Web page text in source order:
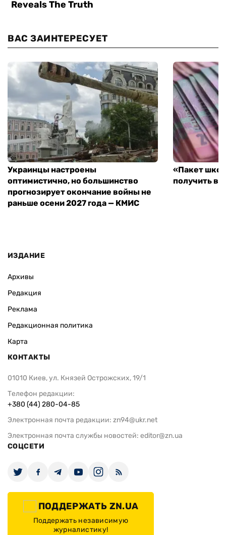
ВАС ЗАИНТЕРЕСУЕТ
Украинцы настроены
оптимистично, но большинство
прогнозирует окончание войны не
раньше осени 2027 года — КМИС
«Пакет
получить
ИЗДАНИЕ
Архивы
Редакция
Реклама
Редакционная политика
Карта
КОНТАКТЫ
01010 Киев, ул. Князей Острожских, 19/1
Телефон редакции:
+380 (44) 280-04-85
Электронная почта редакции: zn94@ukr.net
Электронная почта службы новостей: editor@zn.ua
СОЦСЕТИ
ПОДДЕРЖАТЬ ZN.UA
Поддержать независимую
журналистику!